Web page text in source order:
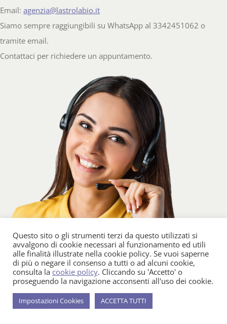
Email: agenzia@lastrolabio.it
Siamo sempre raggiungibili su WhatsApp al 3342451062 o
tramite email.
Contattaci per richiedere un appuntamento.
INVIACI UN MESSAGGIO
Questo sito o gli strumenti terzi da questo utilizzati si
avvalgono di cookie necessari al funzionamento ed utili
alle finalità illustrate nella cookie policy. Se vuoi saperne
di più o negare il consenso a tutti o ad alcuni cookie,
consulta la cookie policy. Cliccando su 'Accetto' o
proseguendo la navigazione acconsenti all'uso dei cookie.
Impostazioni Cookies ACCETTA TUTTI